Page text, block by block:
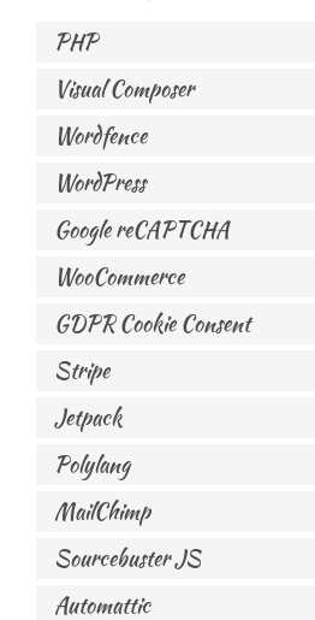
PHP
Visual Composer
Wordfence
WordPress
Google reCAPTCHA
WooCommerce
GDPR Cookie Consent
Stripe
Jetpack
Polylang
MailChimp
Sourcebuster JS
Automattic